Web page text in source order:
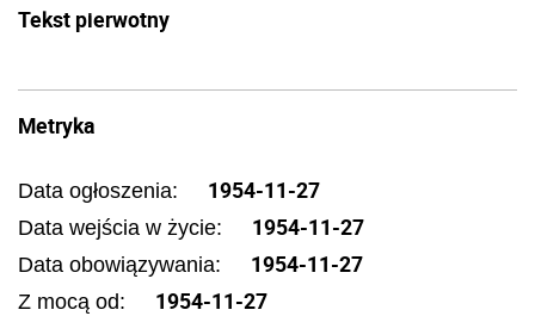
Tekst pierwotny
Metryka
Data ogłoszenia: 1954-11-27
Data wejścia w życie: 1954-11-27
Data obowiązywania: 1954-11-27
Z mocą od: 1954-11-27